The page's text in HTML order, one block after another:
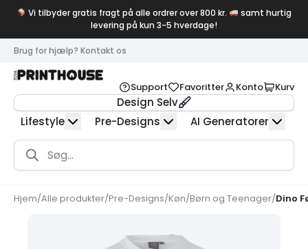
Vi tilbyder gratis fragt på alle ordrer over 800 kr.
samt hurtig
levering på kun 3-5 hverdage!
Brug for hjælp? Kontakt os
Support Favoritter Konto Kurv
Design Selv
Lifestyle
Pre-Designs AI Generatorer
Products
search
Hjem/Alle produkter/Pre-Designs/Køn/Børn og Teenager/Dino